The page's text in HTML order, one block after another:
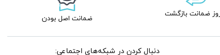
ضمانت اصل بودن
دنبال کردن در شبکه‌های اجتماعی: